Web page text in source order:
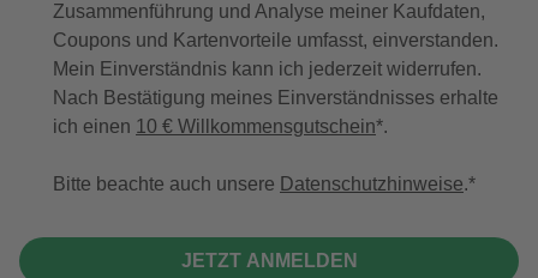
Zusammenführung und Analyse meiner Kaufdaten,
Coupons und Kartenvorteile umfasst, einverstanden.
Mein Einverständnis kann ich jederzeit widerrufen.
Nach Bestätigung meines Einverständnisses erhalte
ich einen 10 € Willkommensgutschein*.
Bitte beachte auch unsere Datenschutzhinweise.
JETZT ANMELDEN